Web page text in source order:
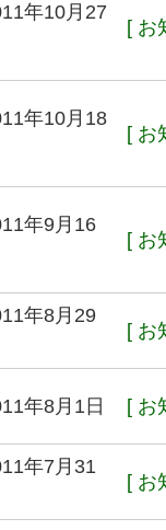
年10月27
[ お
年10月18
[ お
年9月16
[ お
年8月29
[ お
年8月1日 [ お
年7月31
[ お